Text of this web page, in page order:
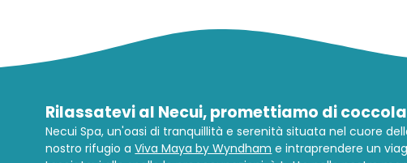
Rilassatevi al Necui, promettiamo di
Necui Spa, un'oasi di tranquillità e serenità situata nel cuore
nostro rifugio aViva Maya by Wyndham e intraprendere un